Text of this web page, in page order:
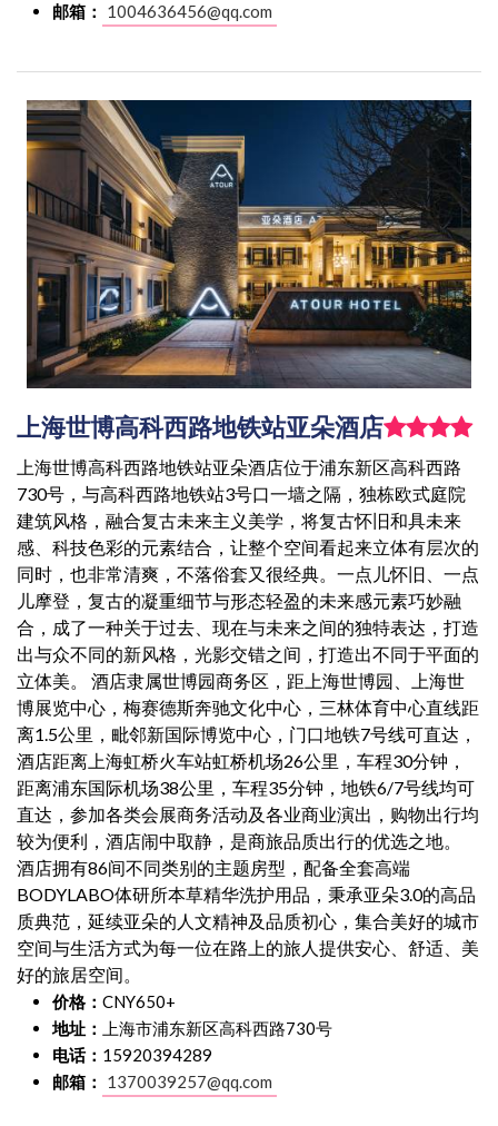
邮箱： 1004636456@qq.com
上海世博高科西路地铁站亚朵酒店
上海世博高科西路地铁站亚朵酒店位于浦东新区高科西路
730号，与高科西路地铁站3号口一墙之隔，独栋欧式庭院
建筑风格，融合复古未来主义美学，将复古怀旧和具未来
感、科技色彩的元素结合，让整个空间看起来立体有层次的
同时，也非常清爽，不落俗套又很经典。一点儿怀旧、一点
儿摩登，复古的凝重细节与形态轻盈的未来感元素巧妙融
合，成了一种关于过去、现在与未来之间的独特表达，打造
出与众不同的新风格，光影交错之间，打造出不同于平面的
立体美。 酒店隶属世博园商务区，距上海世博园、上海世
博展览中心，梅赛德斯奔驰文化中心，三林体育中心直线距
离1.5公里，毗邻新国际博览中心，门口地铁7号线可直达，
酒店距离上海虹桥火车站虹桥机场26公里，车程30分钟，
距离浦东国际机场38公里，车程35分钟，地铁6/7号线均可
直达，参加各类会展商务活动及各业商业演出，购物出行均
较为便利，酒店闹中取静，是商旅品质出行的优选之地。
酒店拥有86间不同类别的主题房型，配备全套高端
BODYLABO体研所本草精华洗护用品，秉承亚朵3.0的高品
质典范，延续亚朵的人文精神及品质初心，集合美好的城市
空间与生活方式为每一位在路上的旅人提供安心、舒适、美
好的旅居空间。
价格： CNY650+
地址：
上海市浦东新区高科西路730号
电话： 15920394289
邮箱：
1370039257@qq.com